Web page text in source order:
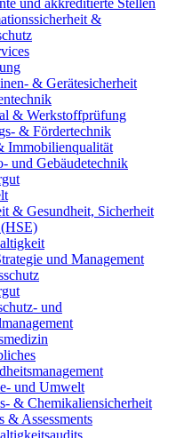
&
& Gerätesicherheit
& Werkstoffprüfung
& Fördertechnik
Immobilienqualität
und Gebäudetechnik
& Gesundheit, Sicherheit
und Management
und
und Umwelt
& Chemikaliensicherheit
& Assessments